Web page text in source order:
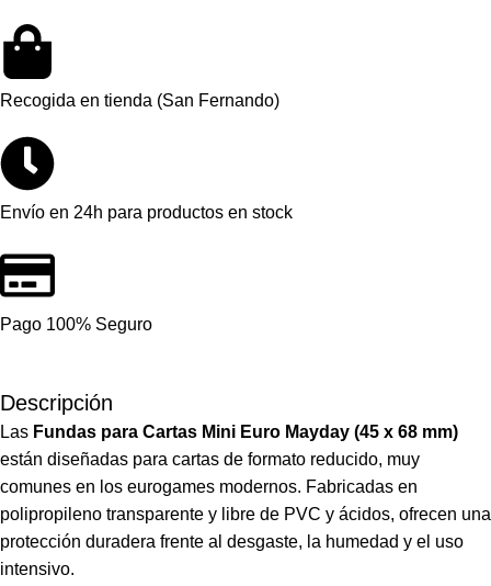
Recogida en tienda (San Fernando)
Envío en 24h para productos en stock
Pago 100% Seguro
Descripción
Las Fundas para Cartas Mini Euro Mayday (45 x 68 mm)
están diseñadas para cartas de formato reducido, muy
comunes en los eurogames modernos. Fabricadas en
polipropileno transparente y libre de PVC y ácidos, ofrecen una
protección duradera frente al desgaste, la humedad y el uso
intensivo.